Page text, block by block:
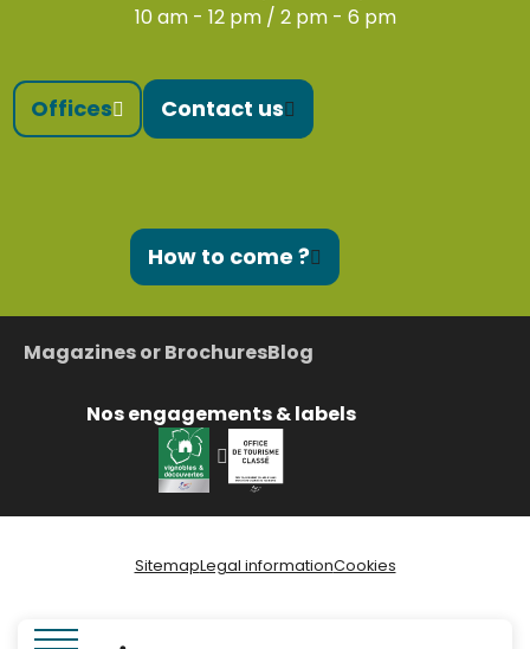
10 am - 12 pm / 2 pm - 6 pm
Offices Contact us
How to come ?
Magazines or BrochuresBlog
Nos engagements & labels
SitemapLegal informationCookies